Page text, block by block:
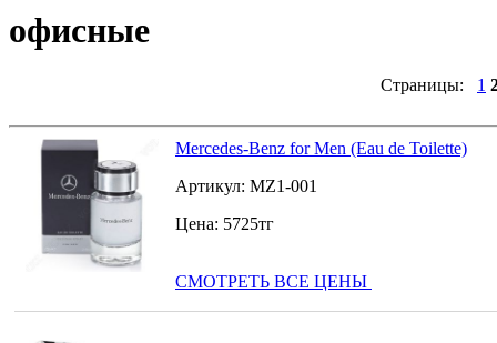
офисные
Страницы: 1
Mercedes-Benz for Men (Eau de Toilette)
Артикул: MZ1-001
Цена: 5725тг
СМОТРЕТЬ ВСЕ ЦЕНЫ